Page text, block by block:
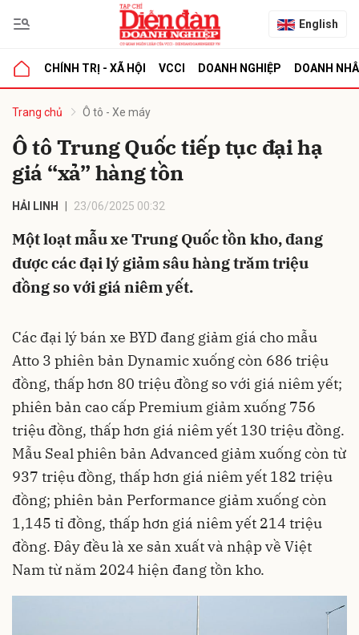
English
CHÍNH TRỊ - XÃ HỘI VCCI DOANH NGHIỆP DOANH
Trang chủ Ô tô - Xe máy
Ô tô Trung Quốc tiếp tục đại hạ
giá “xả” hàng tồn
HẢI LINH 23/06/2025 00:32
Một loạt mẫu xe Trung Quốc tồn kho, đang
được các đại lý giảm sâu hàng trăm triệu
đồng so với giá niêm yết.
Các đại lý bán xe BYD đang giảm giá cho mẫu
Atto 3 phiên bản Dynamic xuống còn 686 triệu
đồng, thấp hơn 80 triệu đồng so với giá niêm yết;
phiên bản cao cấp Premium giảm xuống 756
triệu đồng, thấp hơn giá niêm yết 130 triệu đồng.
Mẫu Sealphiên bản Advanced giảm xuống còn từ
937 triệu đồng, thấp hơn giá niêm yết 182 triệu
đồng; phiên bản Performance giảm xuống còn
1,145 tỉ đồng, thấp hơn giá niêm yết 214 triệu
đồng. Đây đều là xe sản xuất và nhập về Việt
Nam từ năm 2024 hiện đang tồn kho.
luận
Hủy